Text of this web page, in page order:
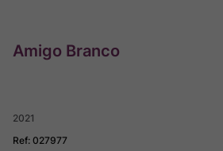
Amigo Branco
2021
Ref: 027977